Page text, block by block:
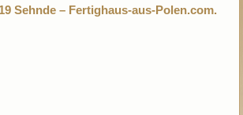
Sehnde – Fertighaus-aus-Polen.com.